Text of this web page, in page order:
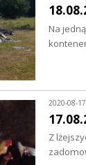
Na
2020-08-
Z